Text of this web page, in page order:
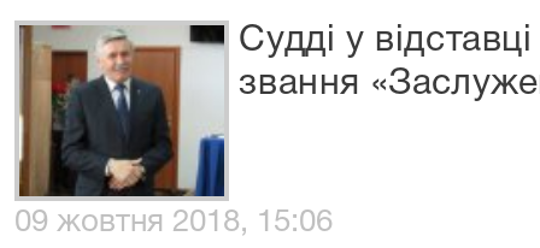
Судді у
звання
09 жовтня 2018, 15:06